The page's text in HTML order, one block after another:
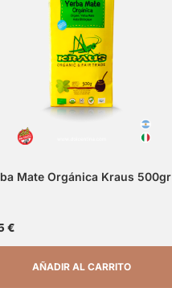
Mate Orgánica Kraus 500gr
€
AÑADIR AL CARRITO